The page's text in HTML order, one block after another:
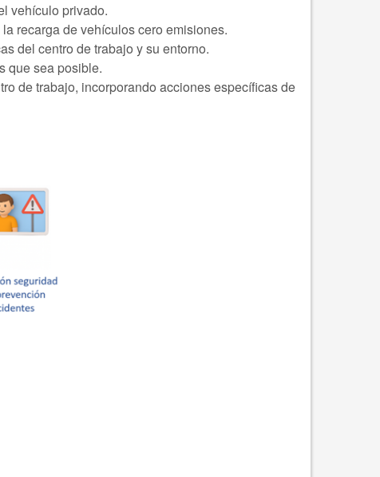
vehículo privado.
recarga de vehículos cero emisiones.
del centro de trabajo y su entorno.
que sea posible.
de trabajo, incorporando acciones específicas de